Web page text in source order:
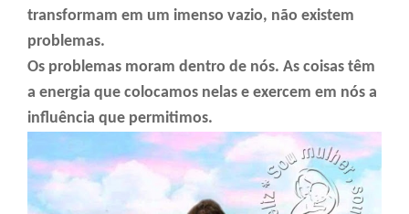
transformam em um imenso vazio, não existem
problemas.
Os problemas moram dentro de nós. As coisas têm
a energia que colocamos nelas e exercem em nós a
influência que permitimos.